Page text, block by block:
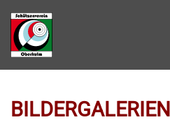
Zum Hauptinhalt springen
BILDERGALERIEN